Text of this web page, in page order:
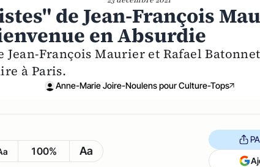
de Jean-François
en Absurdie
Jean-François Maurier et Rafael
à Paris.
Anne-Marie Joire-Noulens pour Culture-Tops
100% Aa